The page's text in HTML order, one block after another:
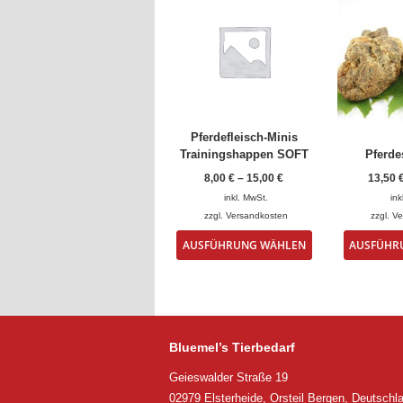
Pferdefleisch-Minis
Trainingshappen SOFT
8,00€ –15,00€
inkl. MwSt.
zzgl. Versandkosten
AUSFÜHRUNG WÄHLEN
Dieses
Produkt
auf.
13,50
zzgl.
Bluemel’s Tierbedarf
Geieswalder Straße 19
02979 Elsterheide, Orsteil Bergen,